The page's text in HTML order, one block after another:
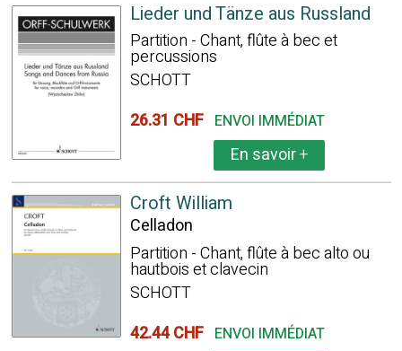
Lieder und Tänze aus Russland
Partition - Chant, flûte à bec et
percussions
SCHOTT
26.31 CHF ENVOI IMMÉDIAT
En savoir+
Croft William
Celladon
Partition - Chant, flûte à bec alto ou
hautbois et clavecin
SCHOTT
42.44 CHF ENVOI IMMÉDIAT